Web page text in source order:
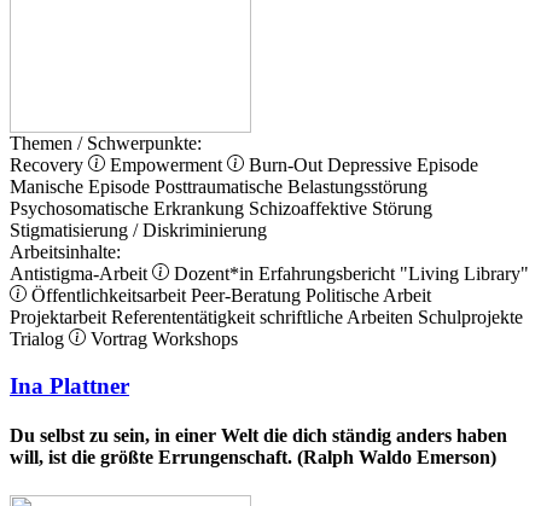
Themen / Schwerpunkte:
Recovery
Empowerment Burn-Out Depressive Episode
Manische Episode Posttraumatische Belastungsstörung
Psychosomatische Erkrankung Schizoaffektive Störung
Stigmatisierung / Diskriminierung
Arbeitsinhalte:
Antistigma-Arbeit
Dozent*in Erfahrungsbericht "Living Library"
Öffentlichkeitsarbeit Peer-Beratung Politische Arbeit
Projektarbeit Referententätigkeit schriftliche Arbeiten Schulprojekte
Trialog
Vortrag Workshops
Ina Plattner
Du selbst zu sein, in einer Welt die dich ständig anders haben
will, ist die größte Errungenschaft. (Ralph Waldo Emerson)